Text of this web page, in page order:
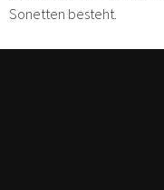
Sonetten besteht.